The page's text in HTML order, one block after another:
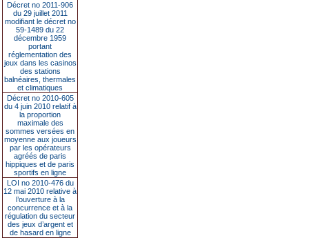
Décret no 2011-906
du 29 juillet 2011
modifiant le décret no
59-1489 du 22
décembre 1959
portant
réglementation des
jeux dans les casinos
des stations
balnéaires, thermales
et climatiques
Décret no 2010-605
du 4 juin 2010 relatif à
la proportion
maximale des
sommes versées en
moyenne aux joueurs
par les opérateurs
agréés de paris
hippiques et de paris
sportifs en ligne
LOI no 2010-476 du
12 mai 2010 relative à
l’ouverture à la
concurrence et à la
régulation du secteur
des jeux d’argent et
de hasard en ligne